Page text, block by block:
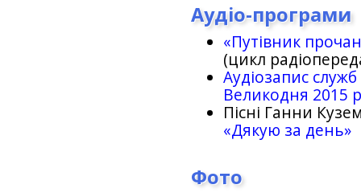
Аудіо-програми
«Путівник
(цикл
Аудіозапис
Великодня 2015
Пісні Ганни
«Дякую за день»
Фото